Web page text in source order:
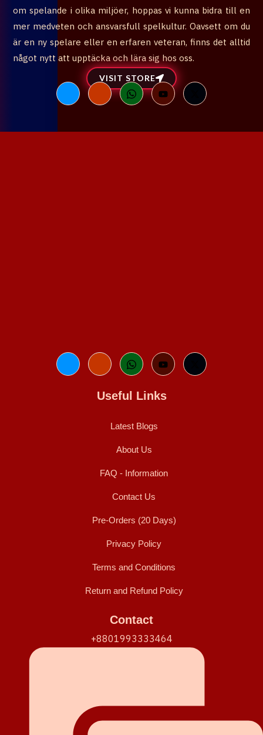
om spelande i olika miljöer, hoppas vi kunna bidra till en
mer medveten och ansvarsfull spelkultur. Oavsett om du
är en ny spelare eller en erfaren veteran, finns det alltid
något nytt att upptäcka och lära sig hos oss.
VISIT STORE
Useful Links
Latest Blogs
About Us
FAQ - Information
Contact Us
Pre-Orders (20 Days)
Privacy Policy
Terms and Conditions
Return and Refund Policy
Contact
+8801993333464